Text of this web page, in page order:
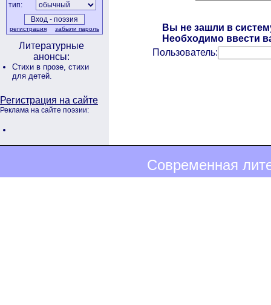
тип:
регистрация забыли пароль
Литературные
анонсы:
Стихи в прозе, стихи
для детей.
Регистрация на сайте
Реклама на сайте поэзии:
Вы не зашли в
Необходимо ввести
Пользователь:
Современная